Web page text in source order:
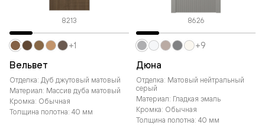
8213
Вельвет
Отделка: Дуб джутовый матовый
Материал: Массив дуба матовый
Кромка: Обычная
Толщина полотна: 40 мм
+1
8626
Дюна
Отделка: Матовый нейтральный
серый
Материал: Гладкая эмаль
Кромка: Обычная
Толщина полотна: 40 мм
+9